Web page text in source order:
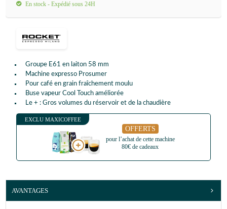
Groupe E61 en laiton 58 mm
Machine expresso Prosumer
Pour café en grain fraîchement moulu
Buse vapeur Cool Touch améliorée
Le + : Gros volumes du réservoir et de la chaudière
EXCLU MAXICOFFEE
OFFERTS
pour l’achat de cette machine
80€ de cadeaux
En stock - Expédié sous 24H
AVANTAGES